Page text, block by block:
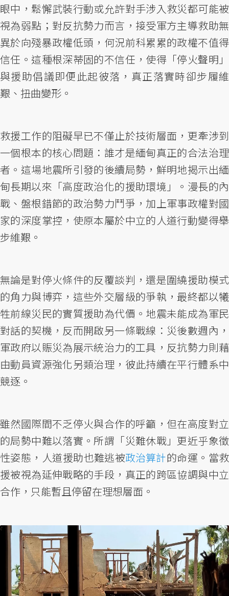
眼中，鬆懈武裝行動或允許對手涉入救災都可能被
視為弱點；對反抗勢力而言，接受軍方主導救助無
異於向殘暴政權低頭，何況前科累累的政權不值得
信任。這種根深蒂固的不信任，使得「停火聲明」
與援助倡議即便此起彼落，真正落實時卻步履維
艱、扭曲變形。
救援工作的阻礙早已不僅止於技術層面，更牽涉到
一個根本的核心問題：誰才是緬甸真正的合法治理
者。這場地震所引發的後續局勢，鮮明地揭示出緬
甸長期以來「高度政治化的援助環境」。漫長的內
戰、盤根錯節的政治勢力鬥爭，加上軍事政權對國
家的深度掌控，使原本屬於中立的人道行動變得舉
步維艱。
無論是對停火條件的反覆談判，還是圍繞援助模式
的角力與博弈，這些外交層級的爭執，最終都以犧
牲前線災民的實質援助為代價。地震未能成為軍民
對話的契機，反而開啟另一條戰線：災後數週內，
軍政府以賑災為展示統治力的工具，反抗勢力則藉
由動員資源強化另類治理，彼此持續在平行體系中
競逐。
雖然國際間不乏停火與合作的呼籲，但在高度對立
的局勢中難以落實。所謂「災難休戰」更近乎象徵
性姿態，人道援助也難逃被政治算計的命運。當救
援被視為延伸戰略的手段，真正的跨區協調與中立
合作，只能暫且停留在理想層面。